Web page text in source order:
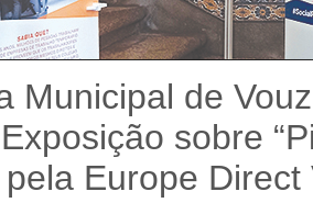
Municipal de
sobre
Europe